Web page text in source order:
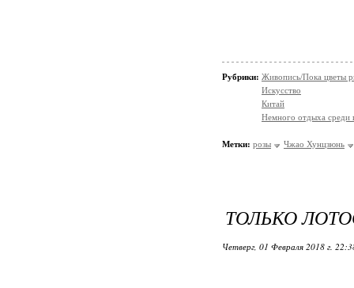
Рубрики: Живопись/Пока цветы
Искусство
Китай
Немного отдыха среди
Метки: розы Чжао Хунцзюнь
ТОЛЬКО
Четверг, 01 Февраля 2018 г.